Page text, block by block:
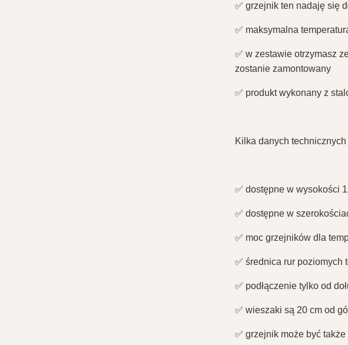
✅ grzejnik ten nadaję się
✅ maksymalna
✅ w zestawie otrzymasz
zostanie zamontowany⁣
✅ produkt wykonany z
Kilka danych
✅ dostępne w wysokości
✅ dostępne w
✅ moc grzejników dla
✅ średnica rur poziomych
✅ podłączenie tylko od
✅ wieszaki są 20 cm od
✅ grzejnik może być